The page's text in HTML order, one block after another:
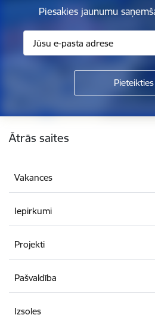
Piesakies jaunumu
Ātrās saites
Vakances
Iepirkumi
Projekti
Pašvaldība
Izsoles